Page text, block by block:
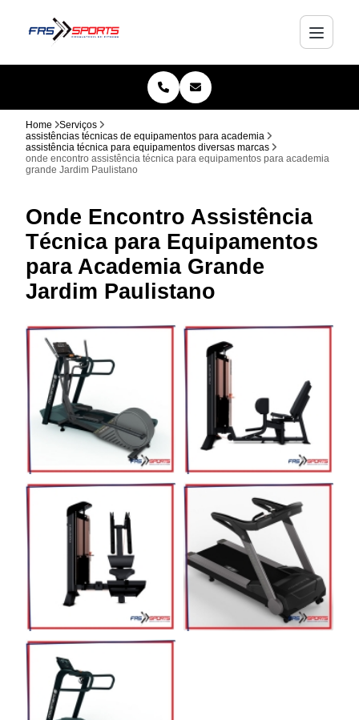
Home
Serviços
assistências técnicas de equipamentos para academia
assistência técnica para equipamentos diversas marcas
onde encontro assistência técnica para equipamentos para academia
grande Jardim Paulistano
Onde Encontro Assistência
Técnica para Equipamentos
para Academia Grande
Jardim Paulistano